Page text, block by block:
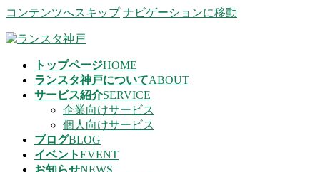
コンテンツへスキップ ナビゲーションに移動
トップページHOME
ランスタ神戸についてABOUT
サービス紹介SERVICE
企業向けサービス
個人向けサービス
ブログBLOG
イベントEVENT
お知らせNEWS